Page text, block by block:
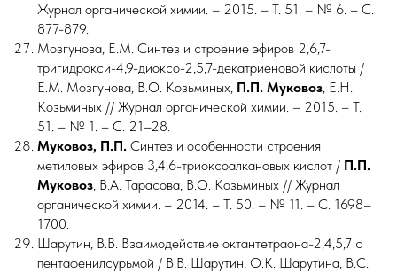
Журнал органической химии. – 2015. – Т. 51. – № 6. – С.
877-879.
Мозгунова, Е.М. Синтез и строение эфиров 2,6,7-
тригидрокси-4,9-диоксо-2,5,7-декатриеновой кислоты /
Е.М. Мозгунова, В.О. Козьминых, П.П. Муковоз, Е.Н.
Козьминых // Журнал органической химии. – 2015. – Т.
51. – № 1. – С. 21–28.
Муковоз, П.П. Синтез и особенности строения
метиловых эфиров 3,4,6-триоксоалкановых кислот / П.П.
Муковоз, В.А. Тарасова, В.О. Козьминых // Журнал
органической химии. – 2014. – Т. 50. – № 11. – С. 1698–
1700.
Шарутин, В.В. Взаимодействие октантетраона-2,4,5,7 с
пентафенилсурьмой / В.В. Шарутин, О.К. Шарутина, В.С.